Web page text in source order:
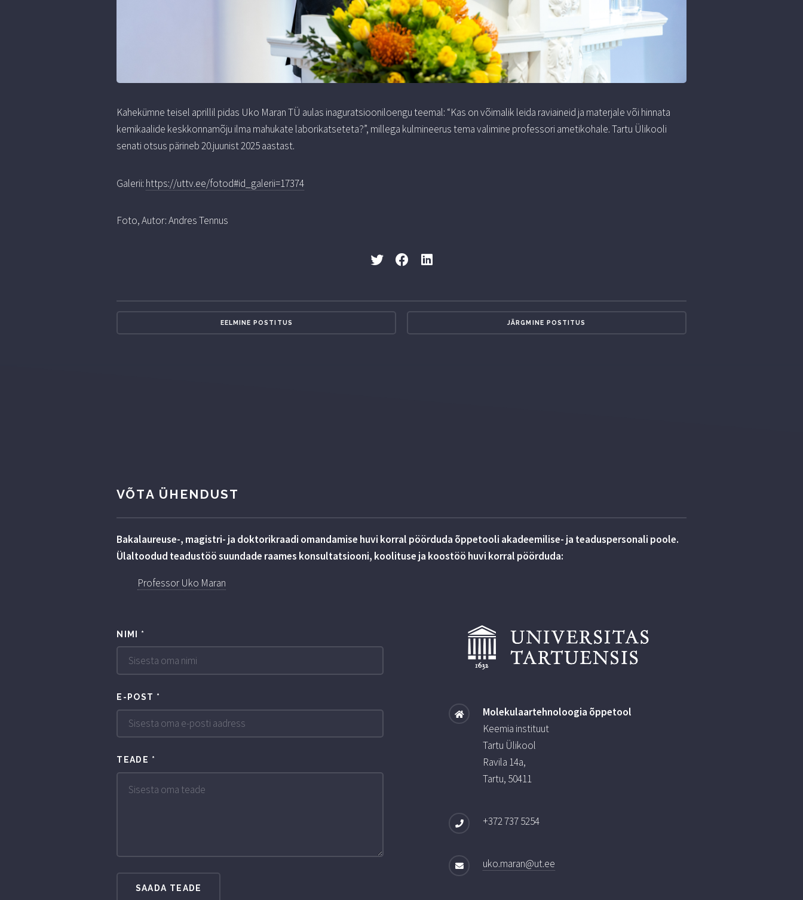
Kahekümne teisel aprillil pidas Uko Maran TÜ aulas inaguratsiooniloengu teemal: “Kas on võimalik leida raviaineid ja materjale või hinnata
kemikaalide keskkonnamõju ilma mahukate laborikatseteta?”, millega kulmineerus tema valimine professori ametikohale. Tartu Ülikooli
senati otsus pärineb 20.juunist 2025 aastast.
Galerii: https://uttv.ee/fotod#id_galerii=17374
Foto, Autor: Andres Tennus
EELMINE POSTITUS JÄRGMINE POSTITUS
VÕTA ÜHENDUST
Bakalaureuse-, magistri- ja doktorikraadi omandamise huvi korral pöörduda õppetooli akadeemilise- ja teaduspersonali poole.
Ülaltoodud teadustöö suundade raames konsultatsiooni, koolituse ja koostöö huvi korral pöörduda:
Professor Uko Maran
NIMI *
E-POST *
TEADE *
SAADA TEADE
Molekulaartehnoloogia õppetool
Keemia instituut
Tartu Ülikool
Ravila 14a,
Tartu, 50411
+372 737 5254
uko.maran@ut.ee